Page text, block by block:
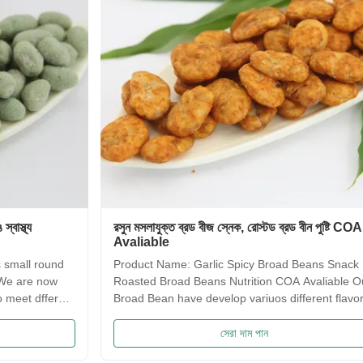
রসুন মসলাযুক্ত ব্রড বীজ স্নেক, রোস্টড ব্রড বীন পুষ্টি COA
Product Name: Garlic Spicy Broad Beans Snack ,
Roasted Broad Beans Nutrition COA Avaliable Our
Broad Bean have develop variuos different flavors
research department, we frist created braod bean
chips in China. Introducing precise frying ...
সাকিমা
crispy,